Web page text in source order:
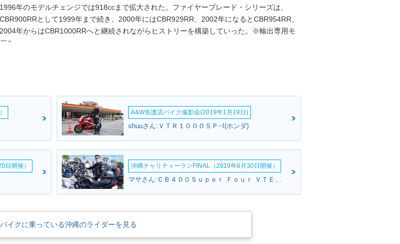
1996年のモデルチェンジでは918ccまで拡大された。ファイヤーブレード・シリーズは、
CBR900RRとして1999年まで続き、2000年にはCBR929RR、2002年になるとCBR954RR、
2004年からはCBR1000RRへと継続されながらヒストリーを構築していった。※輸出専用モ
デル
A&W名護店バイク撮影会(2019年1月19日)
shuuさん:ＶＴＲ１０００ＳＰ−I(ホンダ)
日開催） 沖縄チャリティーランFINAL（2019年6月30日開催）
マサさん:ＣＢ４００Ｓｕｐｅｒ Ｆｏｕｒ ＶＴＥＣ ＳＰＥＣ２(ホンダ)
イクに乗っている沖縄のライダーを見る